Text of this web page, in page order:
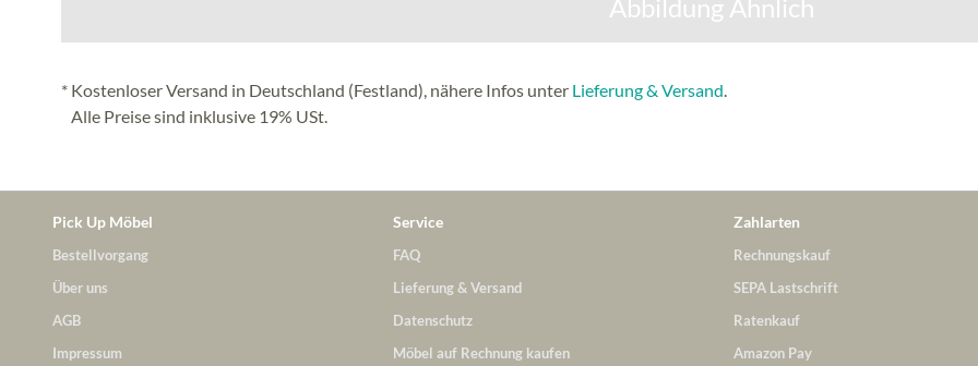
Abbildung Ähnlich
* Kostenloser Versand in Deutschland (Festland), nähere Infos unter Lieferung & Versand
Alle Preise sind inklusive 19% USt.
Pick Up Möbel
Bestellvorgang
Über uns
AGB
Impressum
Service
FAQ
Lieferung & Versand
Datenschutz
Möbel auf Rechnung kaufen
Zahlarten
Rechnungskauf
SEPA Lastschrift
Ratenkauf
Amazon Pay